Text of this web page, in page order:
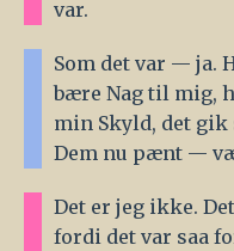
var.
Som det var — ja.
bære Nag til mig,
min Skyld, det gik
Dem nu pænt —
Det er jeg ikke.
fordi det var saa